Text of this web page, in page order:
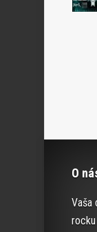
O
Vaša